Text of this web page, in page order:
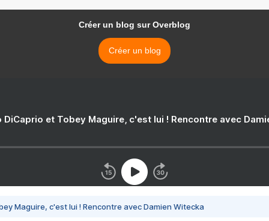
Créer un blog sur Overblog
Créer un blog
DiCaprio et Tobey Maguire, c'est lui ! Rencontre avec
Maguire, c'est lui ! Rencontre avec Damien Witecka